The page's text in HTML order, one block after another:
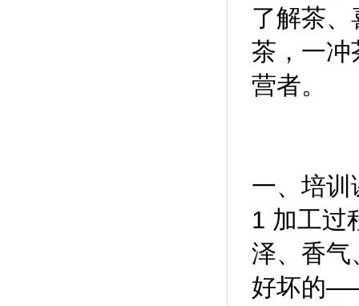
了解茶
茶，一冲
营者。
一、培训
1 加工过
泽、香气
好坏的